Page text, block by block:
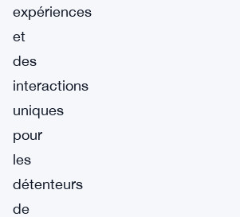
expériences
et
des
interactions
uniques
pour
les
détenteurs
de